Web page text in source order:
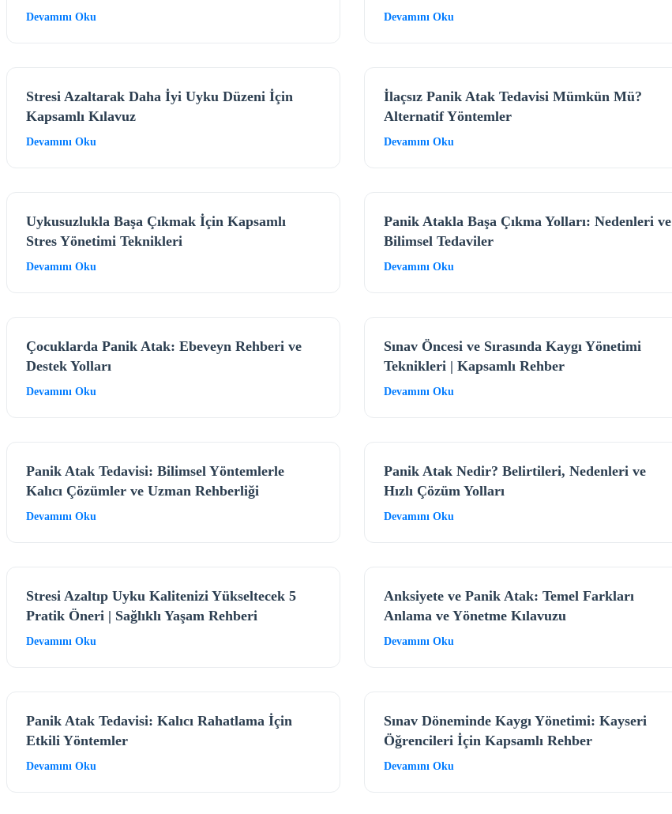
Devamını Oku Devamını Oku
Stresi Azaltarak Daha İyi Uyku Düzeni İçin
Kapsamlı Kılavuz
Devamını Oku
İlaçsız Panik Atak Tedavisi Mümkün Mü?
Alternatif Yöntemler
Devamını Oku
Uykusuzlukla Başa Çıkmak İçin Kapsamlı
Stres Yönetimi Teknikleri
Devamını Oku
Panik Atakla Başa Çıkma Yolları: Nedenleri ve
Bilimsel Tedaviler
Devamını Oku
Çocuklarda Panik Atak: Ebeveyn Rehberi ve
Destek Yolları
Devamını Oku
Sınav Öncesi ve Sırasında Kaygı Yönetimi
Teknikleri | Kapsamlı Rehber
Devamını Oku
Panik Atak Tedavisi: Bilimsel Yöntemlerle
Kalıcı Çözümler ve Uzman Rehberliği
Devamını Oku
Panik Atak Nedir? Belirtileri, Nedenleri ve
Hızlı Çözüm Yolları
Devamını Oku
Stresi Azaltıp Uyku Kalitenizi Yükseltecek 5
Pratik Öneri | Sağlıklı Yaşam Rehberi
Devamını Oku
Anksiyete ve Panik Atak: Temel Farkları
Anlama ve Yönetme Kılavuzu
Devamını Oku
Panik Atak Tedavisi: Kalıcı Rahatlama İçin
Etkili Yöntemler
Devamını Oku
Sınav Döneminde Kaygı Yönetimi: Kayseri
Öğrencileri İçin Kapsamlı Rehber
Devamını Oku